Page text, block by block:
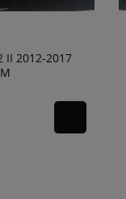
II 2012-2017